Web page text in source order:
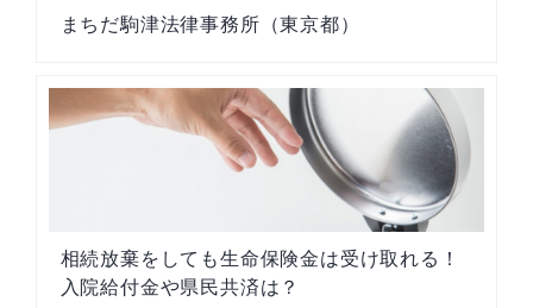
まちだ駒津法律事務所（東京都）
相続放棄をしても生命保険金は受け取れる！
入院給付金や県民共済は？